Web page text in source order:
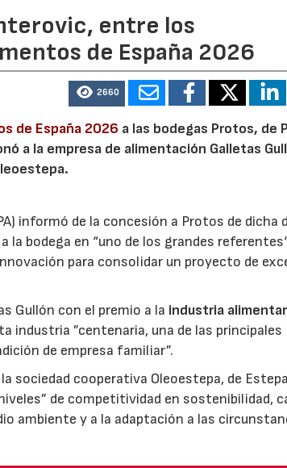
entre los
de España 2026
2660
de España 2026 a las bodegas Protos, de
a la empresa de alimentación Galletas
informó de la concesión a Protos de dicha
bodega en “uno de los grandes
para consolidar un proyecto de
Gullón con el premio a la industria
industria ”centenaria, una de las principales
de empresa familiar”.
sociedad cooperativa Oleoestepa, de
de competitividad en sostenibilidad,
ambiente y a la adaptación a las